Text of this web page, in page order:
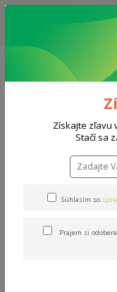
ZĽAVA: VŠETKY
PODĽA VÝBERU /
0908 777 700 Po-So:
Matrace
Lavender
Novinka
Získajte zľavu
Stačí sa
Súhlasím so
Prajem si